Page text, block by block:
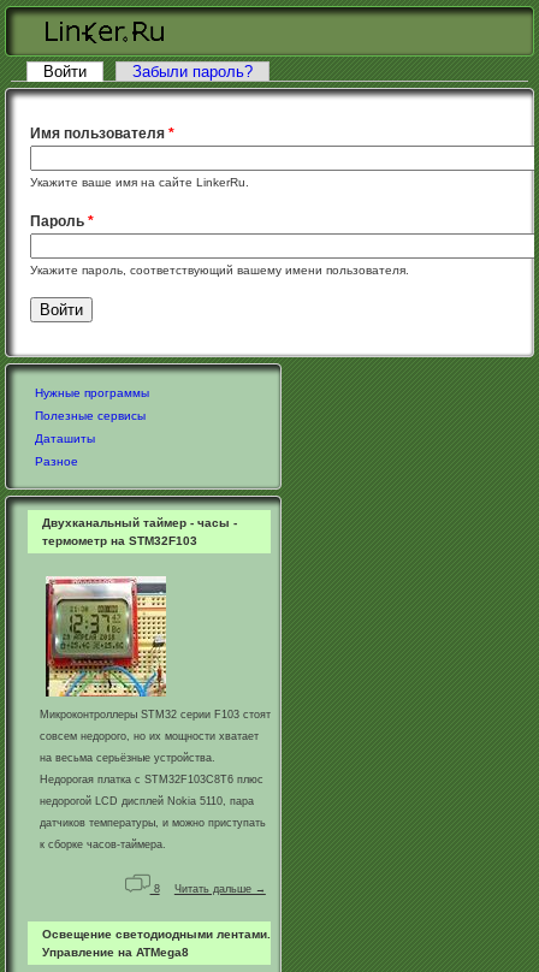
Перейти к основному содержанию
Главные вкладки
Войти (активная вкладка)
Забыли пароль?
Имя пользователя*
Укажите ваше имя на сайте LinkerRu.
Пароль*
Укажите пароль, соответствующий вашему имени пользователя.
Нужные программы
Полезные сервисы
Даташиты
Разное
Двухканальный таймер - часы -
термометр на STM32F103
Микроконтроллеры STM32 серии F103 стоят
совсем недорого, но их мощности хватает
на весьма серьёзные устройства.
Недорогая платка с STM32F103С8Т6 плюс
недорогой LCD дисплей Nokia 5110, пара
датчиков температуры, и можно приступать
к сборке часов-таймера.
8 Читать дальше →
Освещение светодиодными лентами.
Управление на ATMega8